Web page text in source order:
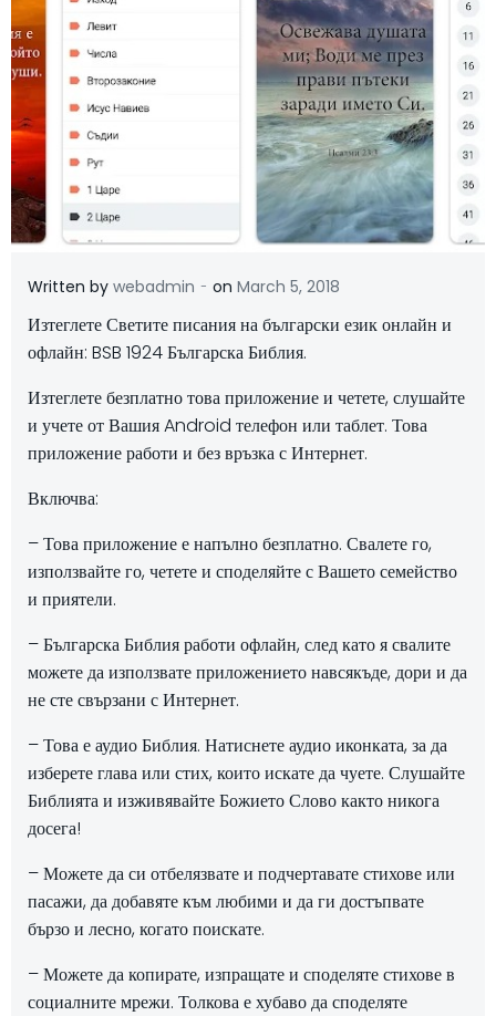
Written by webadmin - on March 5, 2018
Изтеглете Светите писания на български език онлайн и
офлайн: BSB 1924 Българска Библия.
Изтеглете безплатно това приложение и четете, слушайте
и учете от Вашия Android телефон или таблет. Това
приложение работи и без връзка с Интернет.
Включва:
– Това приложение е напълно безплатно. Свалете го,
използвайте го, четете и споделяйте с Вашето семейство
и приятели.
– Българска Библия работи офлайн, след като я свалите
можете да използвате приложението навсякъде, дори и да
не сте свързани с Интернет.
– Това е аудио Библия. Натиснете аудио иконката, за да
изберете глава или стих, които искате да чуете. Слушайте
Библията и изживявайте Божието Слово както никога
досега!
– Можете да си отбелязвате и подчертавате стихове или
пасажи, да добавяте към любими и да ги достъпвате
бързо и лесно, когато поискате.
– Можете да копирате, изпращате и споделяте стихове в
социалните мрежи. Толкова е хубаво да споделяте